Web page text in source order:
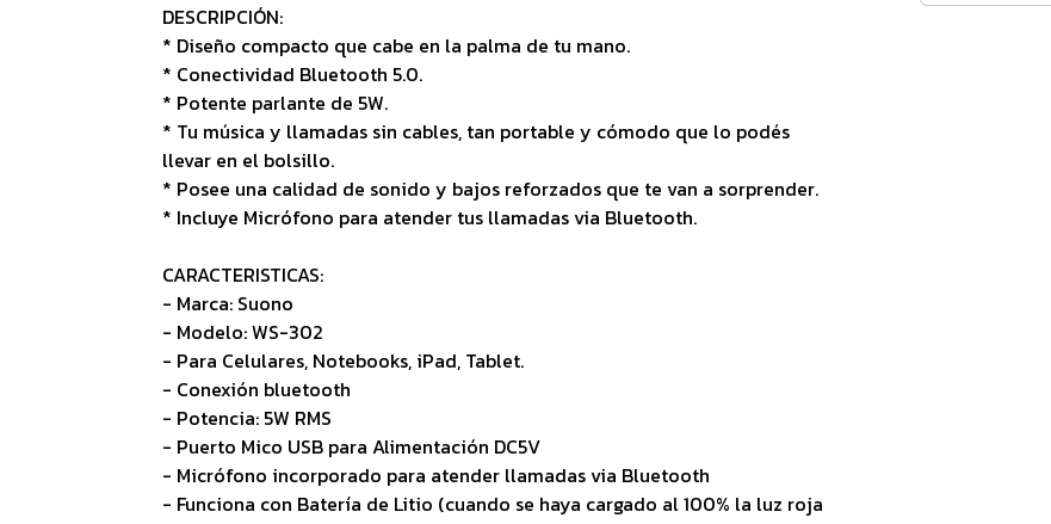
DESCRIPCIÓN:
* Diseño compacto que cabe en la palma de tu mano.
* Conectividad Bluetooth 5.0.
* Potente parlante de 5W.
* Tu música y llamadas sin cables, tan portable y cómodo que lo podés
llevar en el bolsillo.
* Posee una calidad de sonido y bajos reforzados que te van a sorprender.
* Incluye Micrófono para atender tus llamadas via Bluetooth.
CARACTERISTICAS:
- Marca: Suono
- Modelo: WS-302
- Para Celulares, Notebooks, iPad, Tablet.
- Conexión bluetooth
- Potencia: 5W RMS
- Puerto Mico USB para Alimentación DC5V
- Micrófono incorporado para atender llamadas via Bluetooth
- Funciona con Batería de Litio (cuando se haya cargado al 100% la luz roja